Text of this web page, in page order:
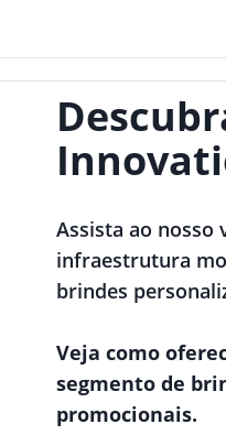
Assista ao nosso
infraestrutura
brindes
Veja como
segmento de
promocionais.